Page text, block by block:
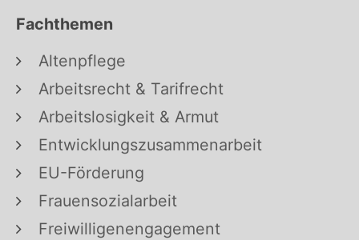
Fachthemen
Altenpflege
Arbeitsrecht & Tarifrecht
Arbeitslosigkeit & Armut
Entwicklungszusammenarbeit
EU-Förderung
Frauensozialarbeit
Freiwilligenengagement